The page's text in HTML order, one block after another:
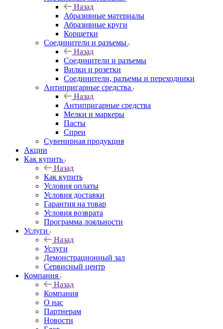
Назад
Абразивные материалы
Абразивные круги
Корщетки
Соединители и разъемы
Назад
Соединители и разъемы
Вилки и розетки
Соединители, разъемы и переходники
Антипригарные средства
Назад
Антипригарные средства
Мелки и маркеры
Пасты
Спреи
Сувенирная продукция
Акции
Как купить
Назад
Как купить
Условия оплаты
Условия доставки
Гарантия на товар
Условия возврата
Программа лояльности
Услуги
Назад
Услуги
Демонстрационный зал
Сервисный центр
Компания
Назад
Компания
О нас
Партнерам
Новости